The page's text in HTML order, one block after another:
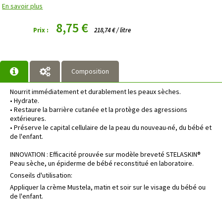
En savoir plus
Prix : 8,75 € 218,74 € / litre
Composition
Nourrit immédiatement et durablement les peaux sèches.
• Hydrate.
• Restaure la barrière cutanée et la protège des agressions
extérieures.
• Préserve le capital cellulaire de la peau du nouveau-né, du bébé et
de l'enfant.
INNOVATION : Efficacité prouvée sur modèle breveté STELASKIN®
Peau sèche, un épiderme de bébé reconstitué en laboratoire.
Conseils d'utilisation:
Appliquer la crème Mustela, matin et soir sur le visage du bébé ou
de l'enfant.